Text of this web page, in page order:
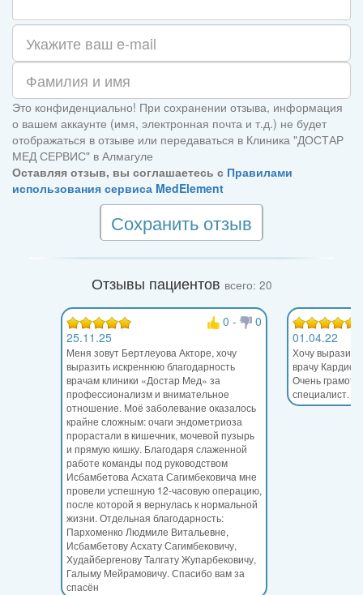
Это конфиденциально! При сохранении отзыва, информация
о вашем аккаунте (имя, электронная почта и т.д.) не будет
отображаться в отзыве или передаваться в Клиника "ДОСТАР
МЕД СЕРВИС" в Алмагуле
Оставляя отзыв, вы соглашаетесь с Правилами
использования сервиса MedElement
Сохранить отзыв
Отзывы пациентов всего: 20
0 -
0
25.11.25
Меня зовут Бертлеуова Акторе, хочу
выразить искреннюю благодарность
врачам клиники «Достар Мед» за
профессионализм и внимательное
отношение. Моё заболевание оказалось
крайне сложным: очаги эндометриоза
прорастали в кишечник, мочевой пузырь
и прямую кишку. Благодаря слаженной
работе команды под руководством
Исбамбетова Асхата Сагимбековича мне
провели успешную 12-часовую операцию,
после которой я вернулась к нормальной
жизни. Отдельная благодарность:
Пархоменко Людмиле Витальевне,
Исбамбетову Асхату Сагимбековичу,
Худайбергенову Талгату Жупарбековичу,
Галыму Мейрамовичу. Спасибо вам за
спасён
01.04.22
Хочу
врачу
Очень
специалист.